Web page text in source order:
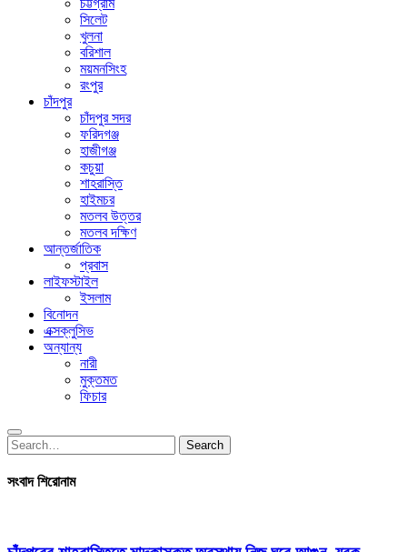
চট্টগ্রাম
সিলেট
খুলনা
বরিশাল
ময়মনসিংহ
রংপুর
চাঁদপুর
চাঁদপুর সদর
ফরিদগঞ্জ
হাজীগঞ্জ
কচুয়া
শাহরাস্তি
হাইমচর
মতলব উত্তর
মতলব দক্ষিণ
আন্তর্জাতিক
প্রবাস
লাইফস্টাইল
ইসলাম
বিনোদন
এক্সক্লুসিভ
অন্যান্য
নারী
মুক্তমত
ফিচার
Search
for:
Search
সংবাদ শিরোনাম